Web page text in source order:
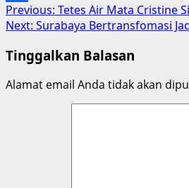
Share
Post
navigation
Previous: Tetes Air Mata Cristine
Next: Surabaya Bertransfomasi
Tinggalkan Balasan
Alamat email Anda tidak akan